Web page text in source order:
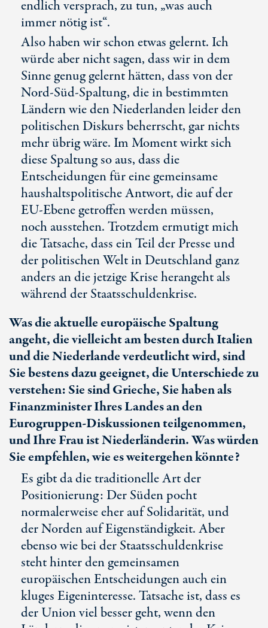
endlich versprach, zu tun, „was auch
immer nötig ist“.
Also haben wir schon etwas gelernt. Ich
würde aber nicht sagen, dass wir in dem
Sinne genug gelernt hätten, dass von der
Nord-Süd-Spaltung, die in bestimmten
Ländern wie den Niederlanden leider den
politischen Diskurs beherrscht, gar nichts
mehr übrig wäre. Im Moment wirkt sich
diese Spaltung so aus, dass die
Entscheidungen für eine gemeinsame
haushaltspolitische Antwort, die auf der
EU-Ebene getroffen werden müssen,
noch ausstehen. Trotzdem ermutigt mich
die Tatsache, dass ein Teil der Presse und
der politischen Welt in Deutschland ganz
anders an die jetzige Krise herangeht als
während der Staatsschuldenkrise.
Was die aktuelle europäische Spaltung
angeht, die vielleicht am besten durch Italien
und die Niederlande verdeutlicht wird, sind
Sie bestens dazu geeignet, die Unterschiede zu
verstehen: Sie sind Grieche, Sie haben als
Finanzminister Ihres Landes an den
Eurogruppen-Diskussionen teilgenommen,
und Ihre Frau ist Niederländerin. Was würden
Sie empfehlen, wie es weitergehen könnte?
Es gibt da die traditionelle Art der
Positionierung: Der Süden pocht
normalerweise eher auf Solidarität, und
der Norden auf Eigenständigkeit. Aber
ebenso wie bei der Staatsschuldenkrise
steht hinter den gemeinsamen
europäischen Entscheidungen auch ein
kluges Eigeninteresse. Tatsache ist, dass es
der Union viel besser geht, wenn den